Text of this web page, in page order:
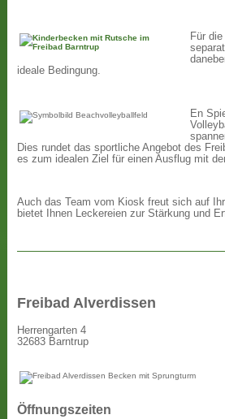
Für
ideale Bedingung.
En
Dies rundet das sportliche Angebot des
es zum idealen Ziel für einen Ausflug mit
Auch das Team vom Kiosk freut sich auf
bietet Ihnen Leckereien zur Stärkung und
Freibad Alverdissen
Herrengarten 4
32683 Barntrup
Öffnungszeiten